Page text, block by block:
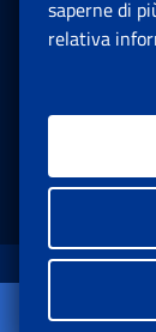
Apri il menu
saperne di
relativa